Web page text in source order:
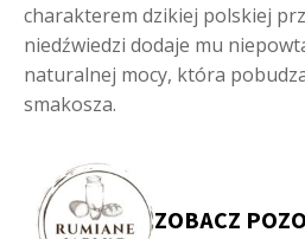
charakterem dzikiej polskiej
niedźwiedzi dodaje mu
naturalnej mocy, która
smakosza.
ZOBACZ